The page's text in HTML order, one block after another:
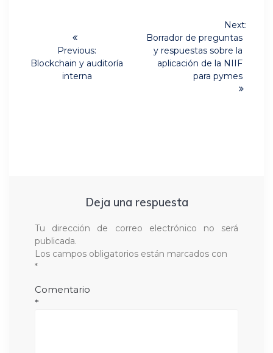
entradas
Previous:
Previous
Blockchain y auditoría
interna
Next:
Next
post:
Borrador de preguntas
y respuestas sobre la
aplicación de la NIIF
para pymes
Deja una respuesta
Tu dirección de correo electrónico no será
publicada.
Los campos obligatorios están marcados con
*
Comentario
*